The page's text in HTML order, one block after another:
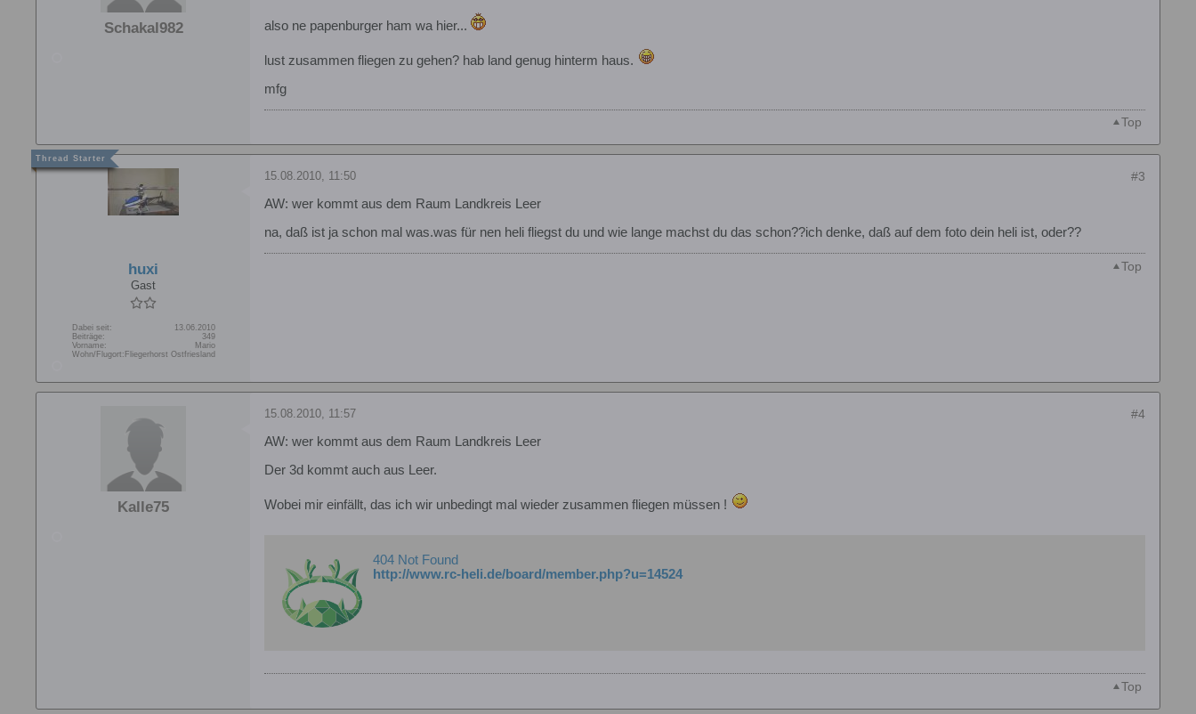
Schakal982 also ne papenburger ham wa hier...
lust zusammen fliegen zu gehen? hab land genug hinterm haus.
mfg
Top
huxi
Gast
Dabei seit:
13.06.2010
Beiträge:
349
Vorname:
Mario
Wohn/Flugort: Fliegerhorst Ostfriesland
#3
15.08.2010, 11:50
AW: wer kommt aus dem Raum Landkreis Leer
na, daß ist ja schon mal was.was für nen heli fliegst du und wie lange machst du das schon??ich denke, daß auf dem foto dein heli ist, oder??
Top
Kalle75
#4
15.08.2010, 11:57
AW: wer kommt aus dem Raum Landkreis Leer
Der 3d kommt auch aus Leer.
Wobei mir einfällt, das ich wir unbedingt mal wieder zusammen fliegen müssen !
404 Not Found
http://www.rc-heli.de/board/member.php?u=14524
Top